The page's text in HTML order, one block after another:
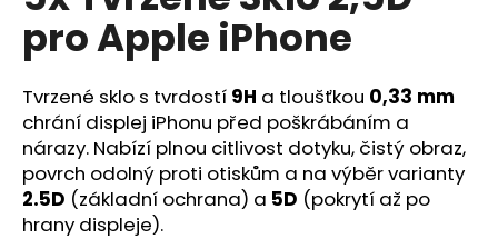
5
hvězdiček.
pro Apple iPhone
Tvrzené sklo s tvrdostí 9H a tloušťkou 0,33 mm
chrání displej iPhonu před poškrábáním a
nárazy. Nabízí plnou citlivost dotyku, čistý obraz,
povrch odolný proti otiskům a na výběr varianty
2.5D (základní ochrana) a 5D (pokrytí až po
hrany displeje).
a
j
í
t
?